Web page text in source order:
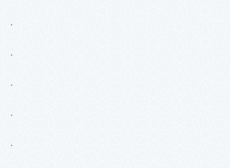
・
・
・
・
・